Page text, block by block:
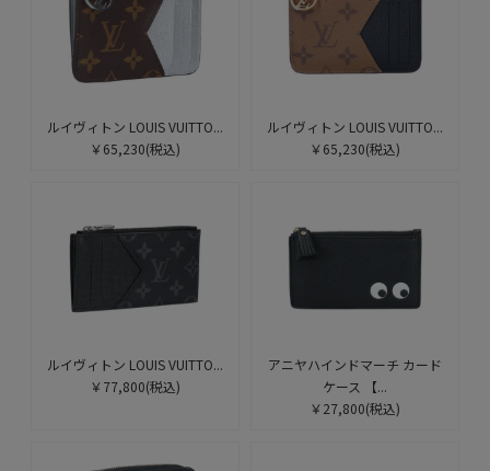
ルイヴィトン LOUIS VUITTO...
￥65,230(税込)
ルイヴィトン LOUIS VUITTO...
￥65,230(税込)
ルイヴィトン LOUIS VUITTO...
￥77,800(税込)
アニヤハインドマーチ カード
ケース 【...
￥27,800(税込)